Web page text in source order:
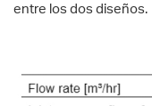
entre los dos diseños.